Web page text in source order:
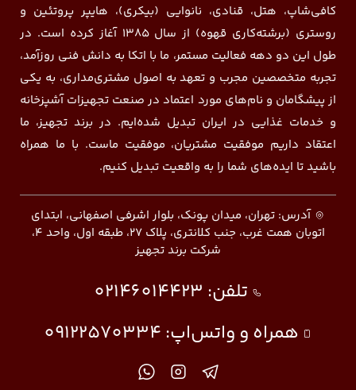
کافی‌شاپ، هتل، قنادی، نانوایی (بیکری)، هایپر پروتئین و
روستری (برشته‌کاری قهوه) از سال ۱۳۸۵ آغاز کرده است. در
طول این دو دهه فعالیت مستمر، ما با اتکا به دانش فنی روزآمد،
تجربه متخصصین مجرب و تعهد به اصول مشتری‌مداری، به یکی
از پیشگامان و نام‌های مورد اعتماد در صنعت تجهیزات آشپزخانه
و خدمات غذایی در ایران تبدیل شده‌ایم. در برند تجهیز، ما
اعتقاد داریم موفقیت مشتریان، موفقیت ماست. با ما همراه
باشید تا ایده‌های شما را به واقعیت تبدیل کنیم.
آدرس: تهران، میدان پونک، بلوار اشرفی اصفهانی، ابتدای
اتوبان همت غرب، جنب کلانتری، پلاک ۲۷، طبقه اول، واحد ۴،
شرکت برند تجهیز
تلفن: 02146014423
همراه و واتس‌اپ:09122570334